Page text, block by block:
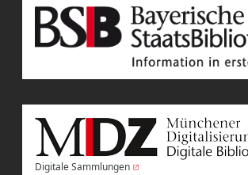
Digitale Sammlungen